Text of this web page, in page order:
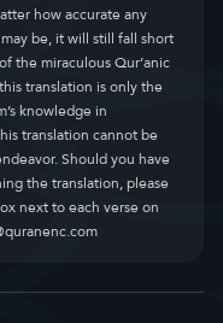
how accurate any
be, it will still fall short
the miraculous Qur’anic
translation is only the
knowledge in
translation cannot be
Should you have
the translation, please
next to each verse on